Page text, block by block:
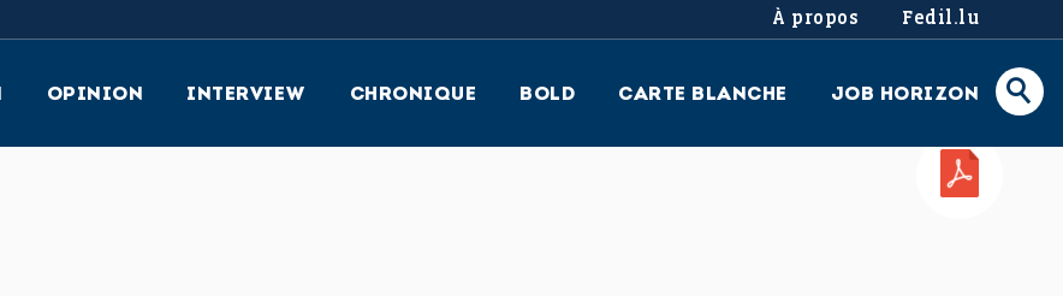
À propos Fedil.lu
OPINION INTERVIEW CHRONIQUE BOLD CARTE BLANCHE JOB HORIZON
PDF